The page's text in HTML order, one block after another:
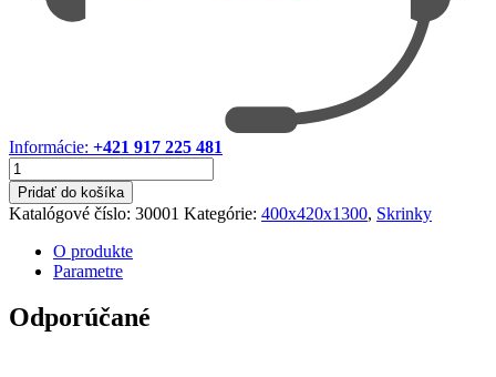
Informácie: +421 917 225 481
množstvo
Skrinka
400x420x1300
Pridať do košíka
Katalógové číslo: 30001 Kategórie: 400x420x1300, Skrinky
O produkte
Parametre
Odporúčané